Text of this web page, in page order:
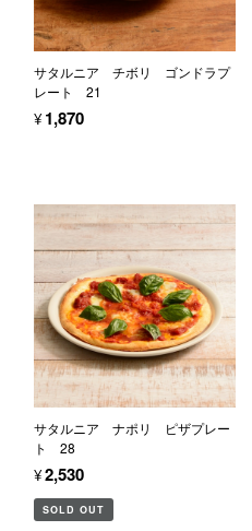
サタルニア チボリ ゴンドラプ
レート 21
¥1,870
サタルニア ナポリ ピザプレー
ト 28
¥2,530
SOLD OUT